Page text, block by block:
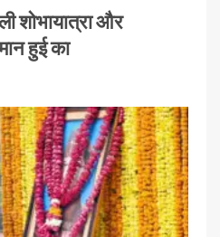
शोभायात्रा और
हुई का